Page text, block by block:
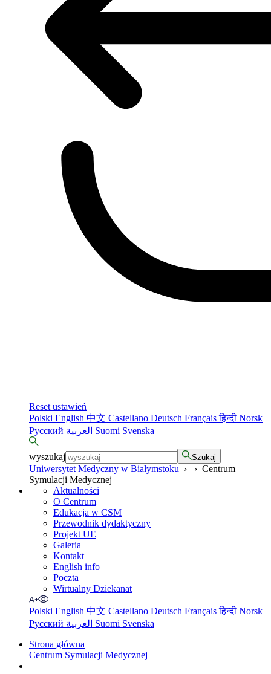
Reset ustawień
Polski English 中文 Castellano Deutsch Françaisहिन्दी Norsk
Русский
Suomi Svenska
wyszukaj Szukaj
Uniwersytet Medyczny w Białymstoku › › Centrum
Symulacji Medycznej
Aktualności
O Centrum
Edukacja w CSM
Przewodnik dydaktyczny
Projekt UE
Galeria
Kontakt
English info
Poczta
Wirtualny Dziekanat
Polski English 中文 Castellano Deutsch Françaisहिन्दी Norsk
Русский
Suomi Svenska
Strona główna
Centrum Symulacji Medycznej